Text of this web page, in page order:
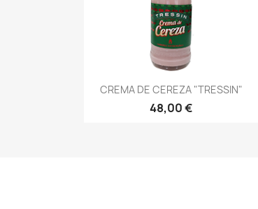
Vista rápida
CREMA DE CEREZA "TRESSIN"
48,00 €